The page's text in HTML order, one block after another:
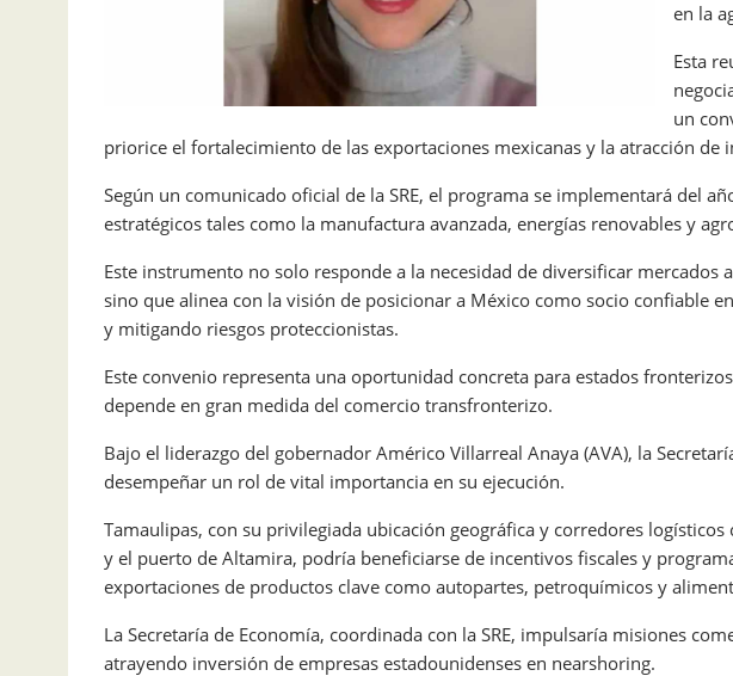
en la
Esta
un
priorice el fortalecimiento de las exportaciones mexicanas y la atracción de
Según un comunicado oficial de la SRE, el programa se implementará del
estratégicos tales como la manufactura avanzada, energías renovables y
Este instrumento no solo responde a la necesidad de diversificar mercados
sino que alinea con la visión de posicionar a México como socio confiable
y mitigando riesgos proteccionistas.
Este convenio representa una oportunidad concreta para estados
depende en gran medida del comercio transfronterizo.
Bajo el liderazgo del gobernador Américo Villarreal Anaya (AVA), la
desempeñar un rol de vital importancia en su ejecución.
Tamaulipas, con su privilegiada ubicación geográfica y corredores
y el puerto de Altamira, podría beneficiarse de incentivos fiscales y
exportaciones de productos clave como autopartes, petroquímicos y
La Secretaría de Economía, coordinada con la SRE, impulsaría misiones
atrayendo inversión de empresas estadounidenses en nearshoring.